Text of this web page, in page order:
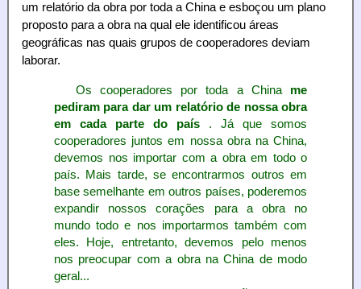
um relatório da obra por toda a China e esboçou um plano
proposto para a obra na qual ele identificou áreas
geográficas nas quais grupos de cooperadores deviam
laborar.
Os cooperadores por toda a China me
pediram para dar um relatório de nossa obra
em cada parte do país . Já que somos
cooperadores juntos em nossa obra na China,
devemos nos importar com a obra em todo o
país. Mais tarde, se encontrarmos outros em
base semelhante em outros países, poderemos
expandir nossos corações para a obra no
mundo todo e nos importarmos também com
eles. Hoje, entretanto, devemos pelo menos
nos preocupar com a obra na China de modo
geral...